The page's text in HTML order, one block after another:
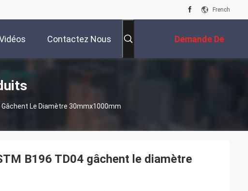
French
Contactez Nous Demande De
Soumission
Gâchent Le Diamètre 30mmx1000mm
B196 TD04 gâchent le diamètre